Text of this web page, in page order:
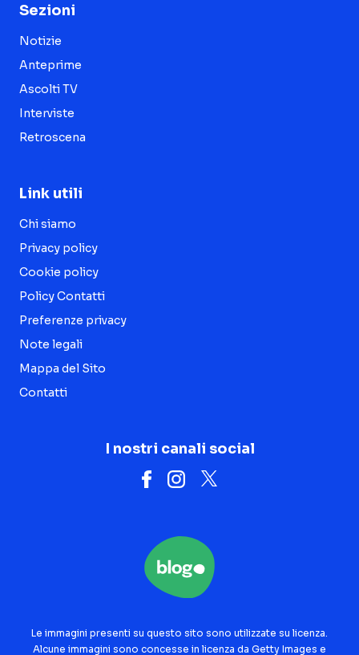
Sezioni
Notizie
Anteprime
Ascolti TV
Interviste
Retroscena
Link utili
Chi siamo
Privacy policy
Cookie policy
Policy Contatti
Preferenze privacy
Note legali
Mappa del Sito
Contatti
I nostri canali social
Le immagini presenti su questo sito sono utilizzate su licenza.
Alcune immagini sono concesse in licenza da Getty Images e